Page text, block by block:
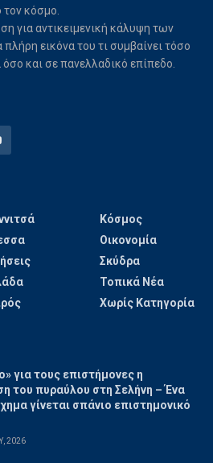
κόσμο.
για αντικειμενική κάλυψη των
εικόνα του τι συμβαίνει τόσο
και σε πανελλαδικό επίπεδο.
Κόσμος
Οικονομία
Σκύδρα
Τοπικά Νέα
Χωρίς Κατηγορία
για τους επιστήμονες η
του πυραύλου στη Σελήνη – Ένα
γίνεται σπάνιο επιστημονικό
2026